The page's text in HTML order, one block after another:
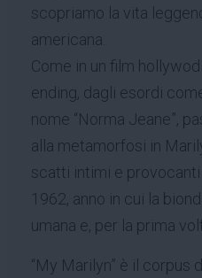
scopriamo la vita
americana.
Come in un film
ending, dagli esordi
nome “Norma Jeane”,
alla metamorfosi in
scatti intimi e
1962, anno in cui la
umana e, per la prima
“My Marilyn” è il corpus